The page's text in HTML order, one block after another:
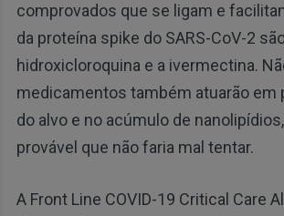
comprovados que se ligam e
da proteína spike do SARS-CoV-2
hidroxicloroquina e a ivermectina.
medicamentos também atuarão em
do alvo e no acúmulo de
provável que não faria mal tentar.
A Front Line COVID-19 Critical Care